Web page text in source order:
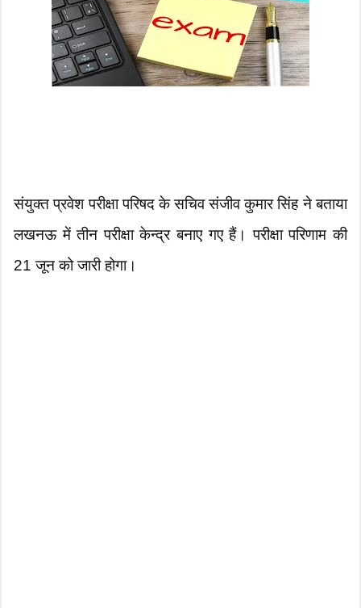
संयुक्त प्रवेश परीक्षा परिषद के सचिव संजीव कुमार सिंह ने बताया
लखनऊ में तीन परीक्षा केन्द्र बनाए गए हैं। परीक्षा परिणाम की
21 जून को जारी होगा।